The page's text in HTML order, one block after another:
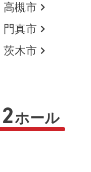
高槻市
門真市
茨木市
2ホール